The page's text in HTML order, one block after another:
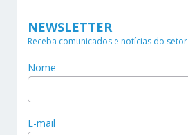
NEWSLETTER
Receba comunicados e notícias do setor
Nome
E-mail